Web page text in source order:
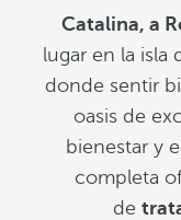
Catalina, a
lugar en la isla
donde sentir
oasis de
bienestar y
completa
de